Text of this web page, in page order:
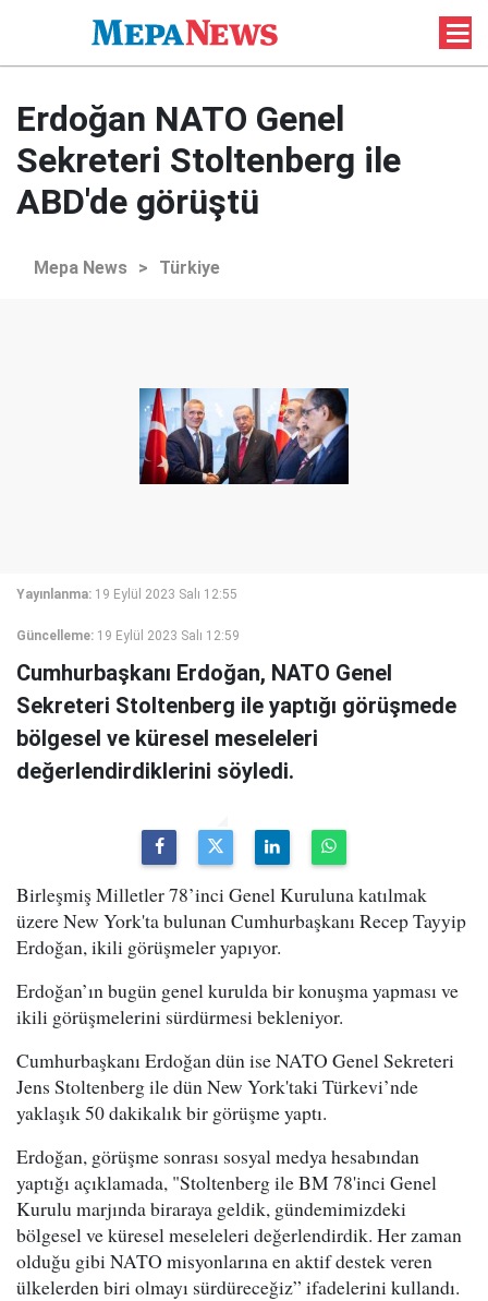
Erdoğan NATO Genel
Sekreteri Stoltenberg ile
ABD'de görüştü
Mepa News > Türkiye
Yayınlanma: 19 Eylül 2023 Salı 12:55
Güncelleme: 19 Eylül 2023 Salı 12:59
Cumhurbaşkanı Erdoğan, NATO Genel
Sekreteri Stoltenberg ile yaptığı görüşmede
bölgesel ve küresel meseleleri
değerlendirdiklerini söyledi.
Birleşmiş Milletler 78’inci Genel Kuruluna katılmak
üzere New York'ta bulunan Cumhurbaşkanı Recep Tayyip
Erdoğan, ikili görüşmeler yapıyor.
Erdoğan’ın bugün genel kurulda bir konuşma yapması ve
ikili görüşmelerini sürdürmesi bekleniyor.
Cumhurbaşkanı Erdoğan dün ise NATO Genel Sekreteri
Jens Stoltenberg ile dün New York'taki Türkevi’nde
yaklaşık 50 dakikalık bir görüşme yaptı.
Erdoğan, görüşme sonrası sosyal medya hesabından
yaptığı açıklamada, "Stoltenberg ile BM 78'inci Genel
Kurulu marjında biraraya geldik, gündemimizdeki
bölgesel ve küresel meseleleri değerlendirdik. Her zaman
olduğu gibi NATO misyonlarına en aktif destek veren
ülkelerden biri olmayı sürdüreceğiz” ifadelerini kullandı.